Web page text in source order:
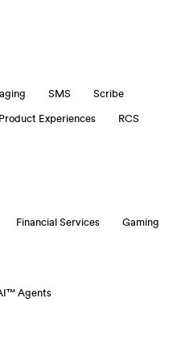
Automation links
SMS Scribe
Product Experiences RCS
Financial Services Gaming
Agents